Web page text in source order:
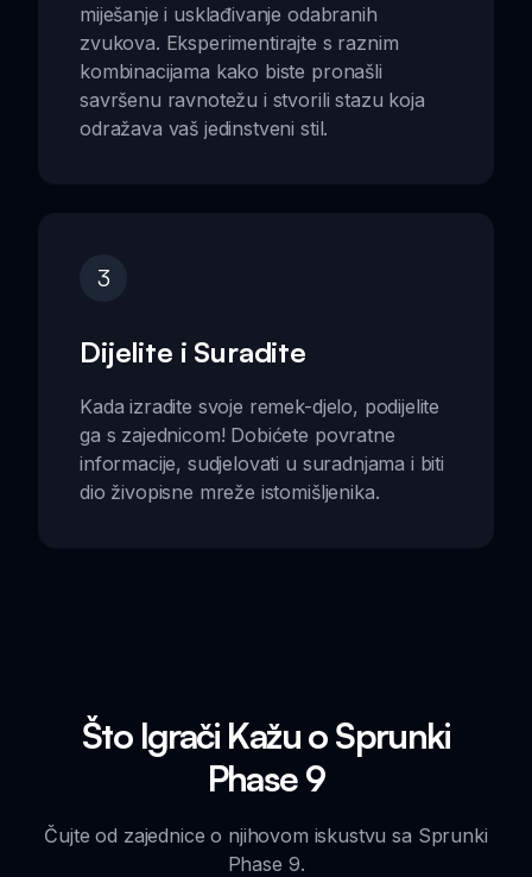
miješanje i usklađivanje odabranih
zvukova. Eksperimentirajte s raznim
kombinacijama kako biste pronašli
savršenu ravnotežu i stvorili stazu koja
odražava vaš jedinstveni stil.
3
Dijelite i Suradite
Kada izradite svoje remek-djelo, podijelite
ga s zajednicom! Dobićete povratne
informacije, sudjelovati u suradnjama i biti
dio živopisne mreže istomišljenika.
Što Igrači Kažu o Sprunki
Phase 9
Čujte od zajednice o njihovom iskustvu sa Sprunki
Phase 9.